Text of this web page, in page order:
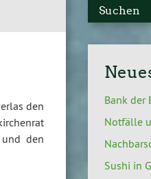
den
den
Suchen
Bank der
Notfälle
Sushi in